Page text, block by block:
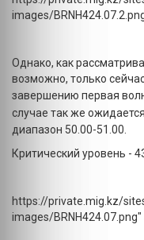
images/
Однако, как
возможно, только
завершению первая
случае так же
диапазон 50.00-51.00.
Критический уровень -
https://private.mig.kz/
images/